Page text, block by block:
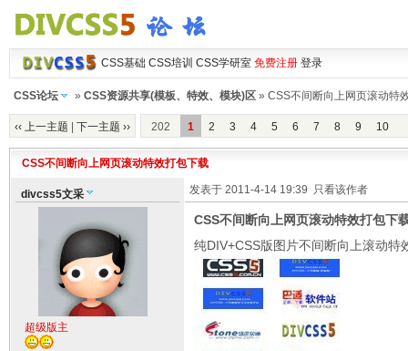
CSS基础 CSS培训 CSS学研室 免费注册 登录
CSS论坛 » CSS资源共享(模板、特效、模块)区» CSS不间断向上网页滚动特
‹‹ 上一主题 下一主题 ›› 202 1 2 3 4 5 6 7 8 9 10
CSS不间断向上网页滚动特效打包下载
divcss5文采
超级版主
发表于 2011-4-14 19:39 只看该作者
CSS不间断向上网页滚动特效打包下
纯DIV+CSS版图片不间断向上滚动特